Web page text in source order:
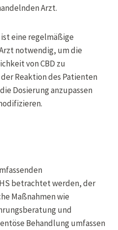
Arzt.
eine regelmäßige
notwendig, um die
von CBD zu
Reaktion des Patienten
Dosierung anzupassen
betrachtet werden, der
Maßnahmen wie
und
Behandlung umfassen